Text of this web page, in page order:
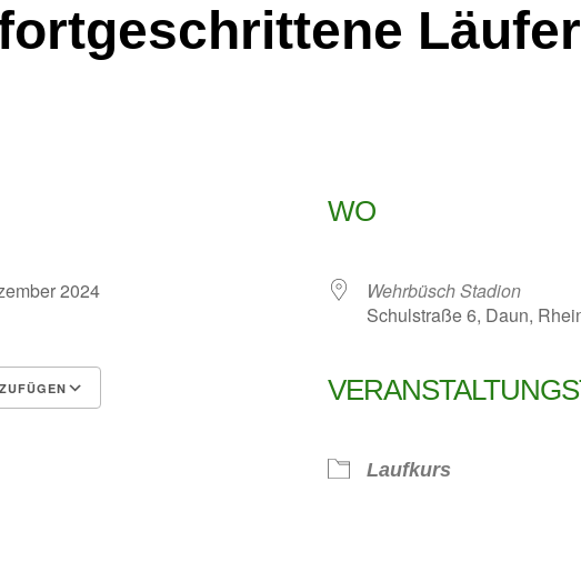
Läufer
2024
WO
Wehrbüsch Stadion
Schulstraße 6, Daun,
Laufkurs